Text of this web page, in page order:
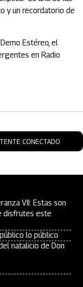
y un recordatorio de
Estéreo, el
en Radio
CONECTADO
VII: Estas son
disfrutes este
lo público
natalicio de Don